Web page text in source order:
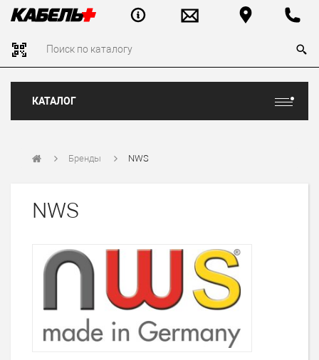
КАТАЛОГ
Бренды NWS
NWS